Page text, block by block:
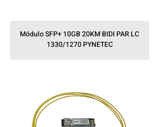
Módulo SFP+ 10GB 20KM BIDI PAR LC
1330/1270 PYNETEC